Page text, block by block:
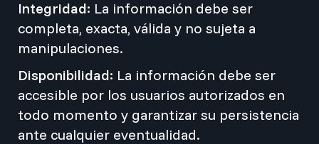
Integridad: La información debe ser
completa, exacta, válida y no sujeta a
manipulaciones.
Disponibilidad: La información debe ser
accesible por los usuarios autorizados en
todo momento y garantizar su persistencia
ante cualquier eventualidad.